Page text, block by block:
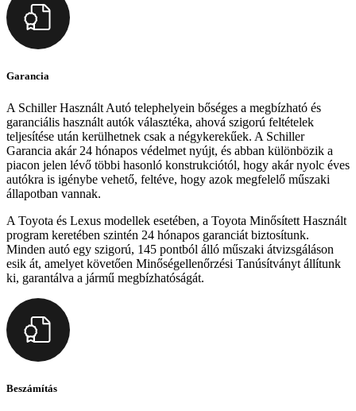
Garancia
A Schiller Használt Autó telephelyein bőséges a megbízható és
garanciális használt autók választéka, ahová szigorú feltételek
teljesítése után kerülhetnek csak a négykerekűek. A Schiller
Garancia akár 24 hónapos védelmet nyújt, és abban különbözik a
piacon jelen lévő többi hasonló konstrukciótól, hogy akár nyolc éves
autókra is igénybe vehető, feltéve, hogy azok megfelelő műszaki
állapotban vannak.
A Toyota és Lexus modellek esetében, a Toyota Minősített Használt
program keretében szintén 24 hónapos garanciát biztosítunk.
Minden autó egy szigorú, 145 pontból álló műszaki átvizsgáláson
esik át, amelyet követően Minőségellenőrzési Tanúsítványt állítunk
ki, garantálva a jármű megbízhatóságát.
Beszámítás